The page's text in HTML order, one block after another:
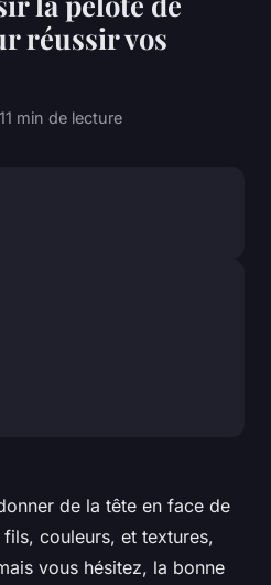
réussir vos
11 min de lecture
de la tête en face de
couleurs, et textures,
vous hésitez, la bonne